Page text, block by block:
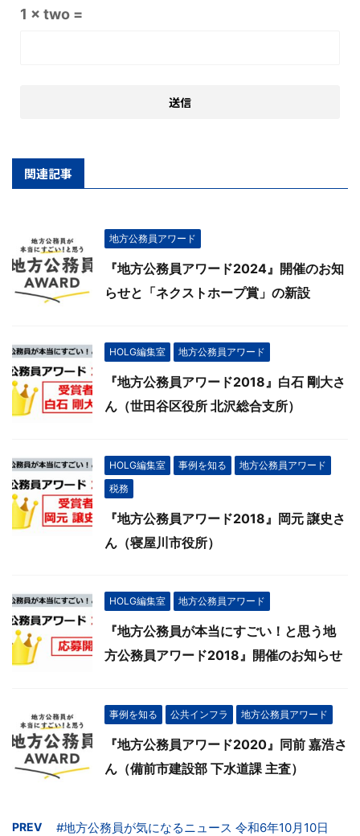
1 × two =
関連記事
地方公務員アワード
『地方公務員アワード2024』開催のお知
らせと「ネクストホープ賞」の新設
HOLG編集室 地方公務員アワード
『地方公務員アワード2018』白石 剛大さ
ん（世田谷区役所 北沢総合支所）
HOLG編集室 事例を知る
地方公務員アワード
税務
『地方公務員アワード2018』岡元 譲史さ
ん（寝屋川市役所）
HOLG編集室 地方公務員アワード
『地方公務員が本当にすごい！と思う地
方公務員アワード2018』開催のお知らせ
事例を知る 公共インフラ 地方公務員アワード
『地方公務員アワード2020』同前 嘉浩さ
ん（備前市建設部 下水道課 主査）
PREV
#地方公務員が気になるニュース 令和6年10月10日